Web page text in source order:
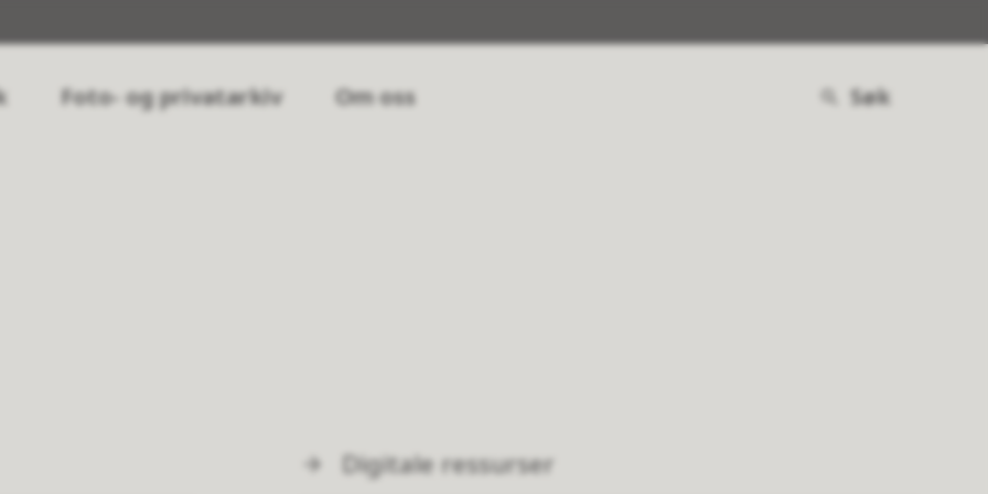
Foto- og privatarkiv Om oss Søk
Digitale ressurser